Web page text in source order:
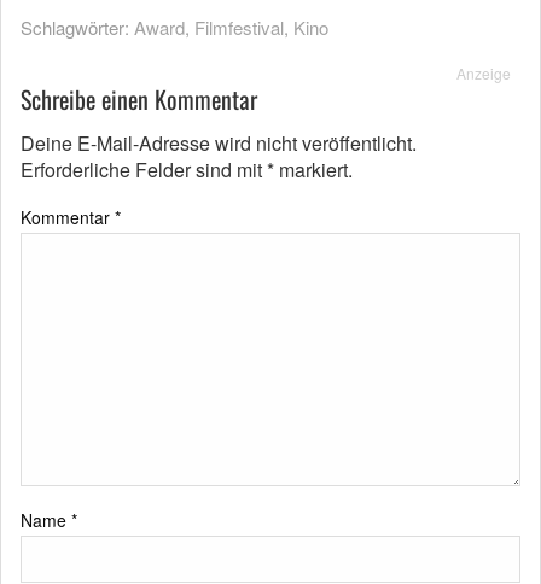
Schlagwörter: Award, Filmfestival, Kino
Anzeige
Schreibe einen Kommentar
Deine E-Mail-Adresse wird nicht veröffentlicht.
Erforderliche Felder sind mit* markiert.
Kommentar *
Name *